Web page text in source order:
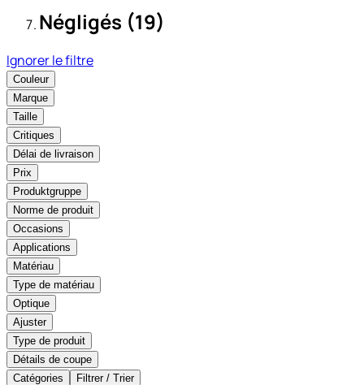
Négligés (19)
Ignorer le filtre
Couleur
Marque
Taille
Critiques
Délai de livraison
Prix
Produktgruppe
Norme de produit
Occasions
Applications
Matériau
Type de matériau
Optique
Ajuster
Type de produit
Détails de coupe
Catégories
Filtrer / Trier